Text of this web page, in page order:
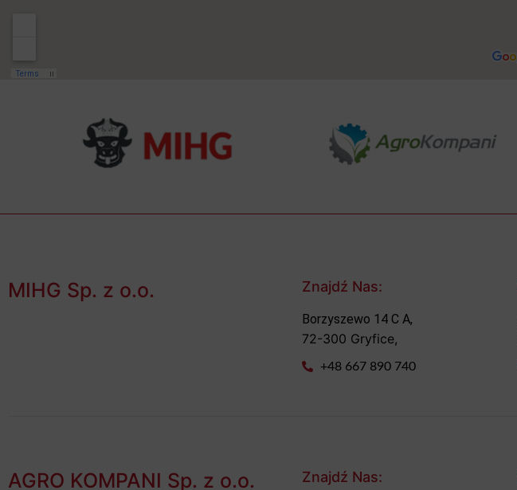
MIHG Sp. z o.o. Znajdź Nas:
Borzyszewo 14 C A,
72-300 Gryfice,
+48 667 890 740
AGRO KOMPANI Sp. z o.o. Znajdź Nas: